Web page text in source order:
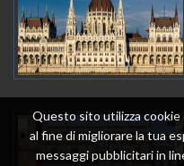
Questo sito utilizza cookie
al fine di migliorare la tua
messaggi pubblicitari in